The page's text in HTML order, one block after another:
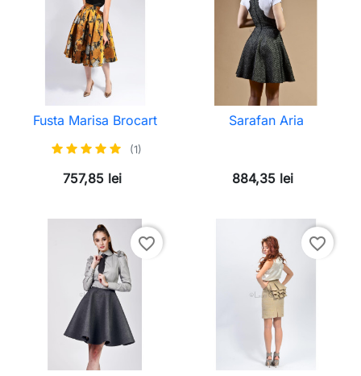
Fusta Marisa Brocart
(1)
757,85 lei
Sarafan Aria
884,35 lei
favorite_border favorite_border